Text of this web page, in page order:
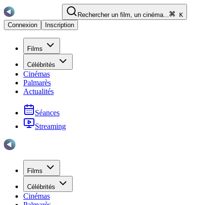
Rechercher un film, un cinéma...
K
Connexion
Inscription
Films
Célébrités
Cinémas
Palmarès
Actualités
Séances
Streaming
Films
Célébrités
Cinémas